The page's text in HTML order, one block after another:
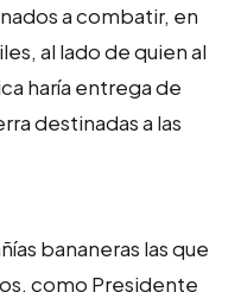
a combatir, en
al lado de quien al
haría entrega de
destinadas a las
bananeras las que
como Presidente